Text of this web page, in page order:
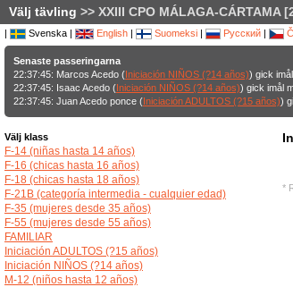
Välj tävling >> XXIII CPO MÁLAGA-CÁRTAMA
| Svenska | English | Suomeksi | Русский |
Senaste passeringarna
22:37:45: Marcos Acedo (Iniciación NIÑOS (?14 años)) gick
22:37:45: Isaac Acedo (Iniciación NIÑOS (?14 años)) gick imål
22:37:45: Juan Acedo ponce (Iniciación ADULTOS (?15 años))
Välj klass
F-14 (niñas hasta 14 años)
F-16 (chicas hasta 16 años)
F-18 (chicas hasta 18 años)
F-21B (categoría intermedia - cualquier edad)
F-35 (mujeres desde 35 años)
F-55 (mujeres desde 55 años)
FAMILIAR
Iniciación ADULTOS (?15 años)
Iniciación NIÑOS (?14 años)
M-12 (niños hasta 12 años)
*